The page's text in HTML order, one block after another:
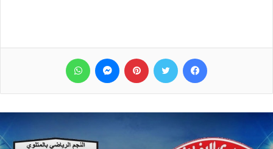
فيسبوك تويتر بينتيريست ماسنجر